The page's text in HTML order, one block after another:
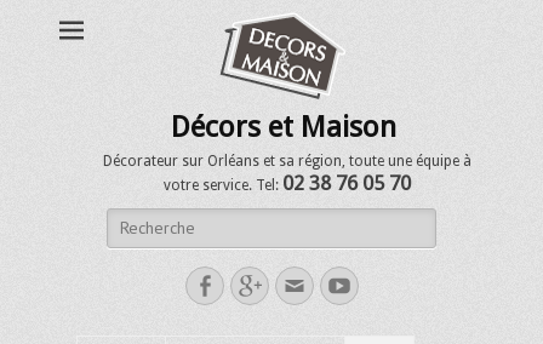
Décors et Maison
Décorateur sur Orléans et sa région, toute une équipe à
votre service. Tel: 02 38 76 05 70